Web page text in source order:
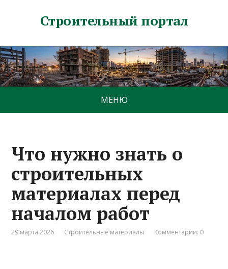
Строительный портал
МЕНЮ
Что нужно знать о
строительных
материалах перед
началом работ
29 марта 2026 Строительные материалы Комментарии: 0